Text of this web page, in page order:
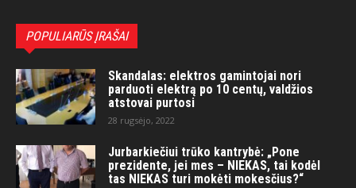
POPULIARŪS ĮRAŠAI
Skandalas: elektros gamintojai nori
parduoti elektrą po 10 centų, valdžios
atstovai purtosi
28 rugsėjo, 2022
Jurbarkiečiui trūko kantrybė: „Pone
prezidente, jei mes – NIEKAS, tai kodėl
tas NIEKAS turi mokėti mokesčius?“